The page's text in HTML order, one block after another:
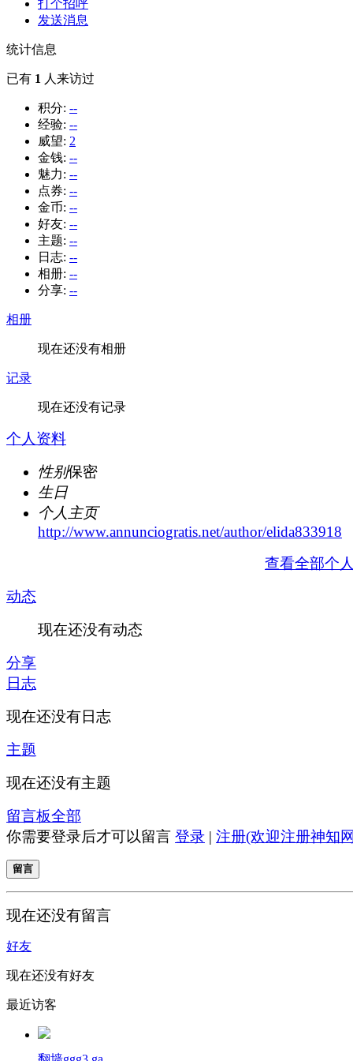
打个招呼
发送消息
统计信息
已有 1 人来访过
积分: --
经验: --
威望: 2
金钱: --
魅力: --
点券: --
金币: --
好友: --
主题: --
日志: --
相册: --
分享: --
相册
现在还没有相册
记录
现在还没有记录
个人资料
性别保密
生日
个人主页
http://www.annunciogratis.net/author/elida833918
查看全部个
动态
现在还没有动态
分享
日志
现在还没有日志
主题
现在还没有主题
留言板全部
你需要登录后才可以留言 登录 | 注册(欢迎注册神知
留言
现在还没有留言
好友
现在还没有好友
最近访客